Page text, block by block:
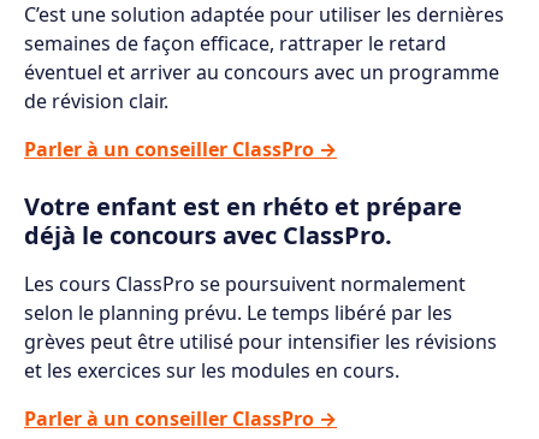
C’est une solution adaptée pour utiliser les dernières
semaines de façon efficace, rattraper le retard
éventuel et arriver au concours avec un programme
de révision clair.
Parler à un conseiller ClassPro →
Votre enfant est en rhéto et prépare
déjà le concours avec ClassPro.
Les cours ClassPro se poursuivent normalement
selon le planning prévu. Le temps libéré par les
grèves peut être utilisé pour intensifier les révisions
et les exercices sur les modules en cours.
Parler à un conseiller ClassPro →